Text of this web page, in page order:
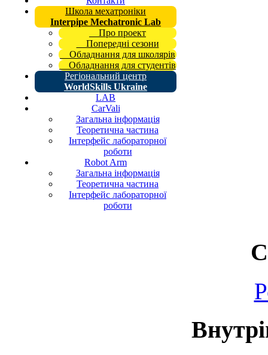
Школа мехатроніки
Interpipe Mechatronic Lab
Про проект
Попередні сезони
Обладнання для школярів
Обладнання для студентів
Регіональний центр
WorldSkills Ukraine
LAB
CarVali
Загальна інформація
Теоретична частина
Інтерфейс лабораторної
роботи
Robot Arm
Загальна інформація
Теоретична частина
Інтерфейс лабораторної
роботи